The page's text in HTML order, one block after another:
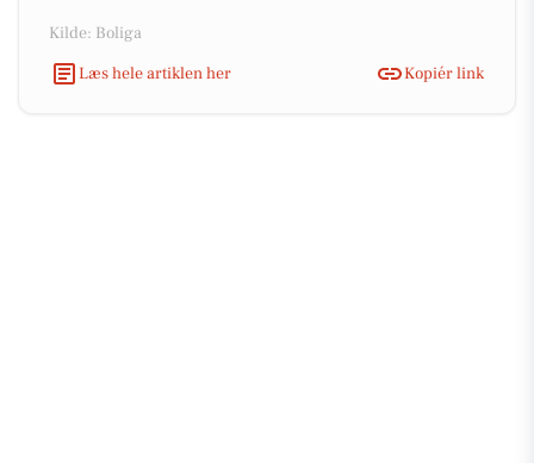
Kilde: Boliga
Læs hele artiklen her
Kopiér link